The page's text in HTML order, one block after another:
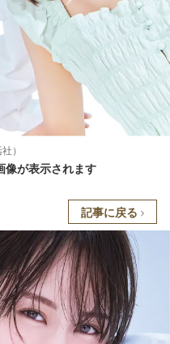
）
像が表示されます
記事に戻る